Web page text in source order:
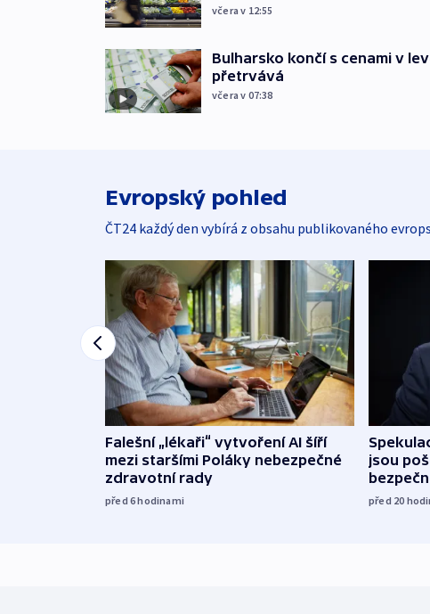
včera v 12:55
Bulharsko končí s cenami v
přetrvává
včera v 07:38
Evropský pohled
ČT24 každý den vybírá z obsahu publikovaného
Falešní „lékaři“ vytvoření AI šíří
mezi staršími Poláky nebezpečné
zdravotní rady
před 6hodinami
jsou
před 20